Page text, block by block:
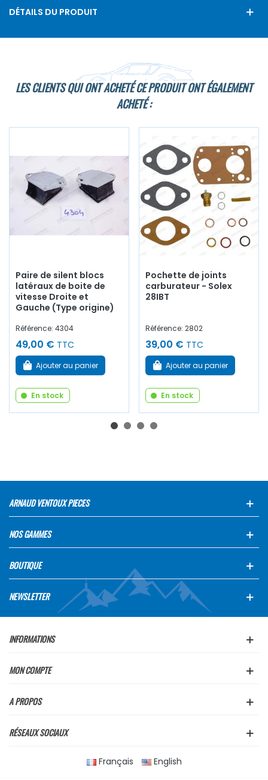
DÉTAILS DU PRODUIT
LES CLIENTS QUI ONT ACHETÉ CE PRODUIT ONT ÉGALEMENT
ACHETÉ :
Paire de silent blocs
latéraux de boite de
vitesse Droite et
Gauche (Type origine)
Référence: 4304
49,00 € TTC
Ajouter au panier
En stock
Pochette de joints
carburateur - Solex
28IBT
Référence: 2802
39,00 € TTC
Ajouter au panier
En stock
ARNAUD VENTOUX PIECES
NOS GAMMES
BOUTIQUE
NEWSLETTER
INFORMATIONS
MON COMPTE
A PROPOS
RÉSEAUX SOCIAUX
Français English